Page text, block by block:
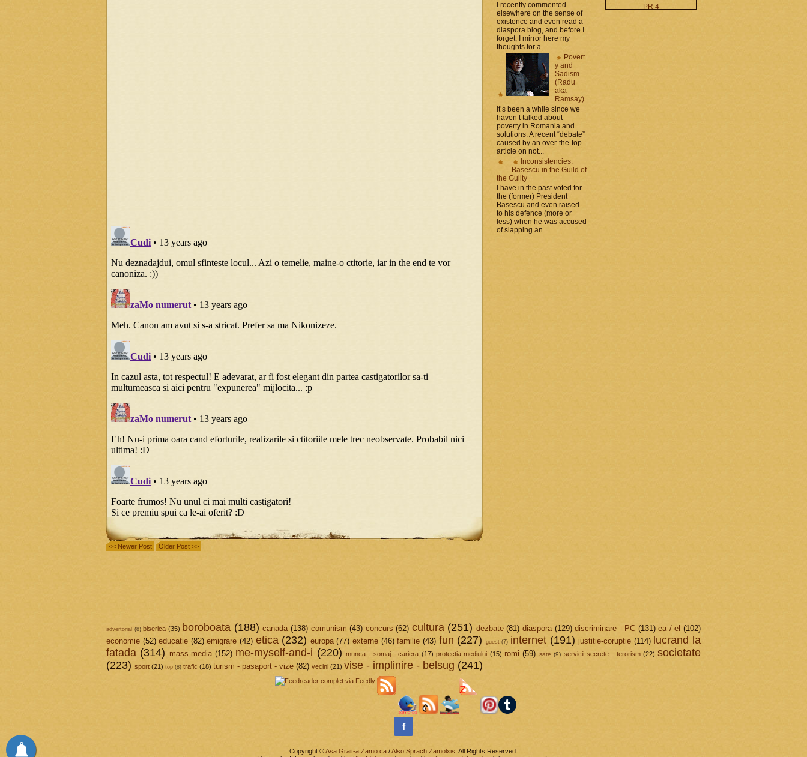
<< Newer Post Older Post >>
I recently commented
elsewhere on the sense of
existence and even read a
diaspora blog, and before I
forget, I mirror here my
thoughts for a...
Povert
y and
Sadism
(Radu
aka
Ramsay)
It’s been a while since we
haven’t talked about
poverty in Romania and
solutions. A recent “debate”
caused by an over-the-top
article on not...
Inconsistencies:
Basescu in the Guild of
the Guilty
I have in the past voted for
the (former) President
Basescu and even raised
to his defence (more or
less) when he was accused
of slapping an...
PR 4
advertorial (8) biserica (35) boroboata (188) canada (138) comunism (43) concurs (62) cultura (251) dezbate (81) diaspora (129) discriminare - PC (131) ea / el (102)
economie (52) educatie (82) emigrare (42) etica (232) europa (77) externe (46) familie (43) fun (227) guest (7) internet (191) justitie-coruptie (114)
lucrand la
fatada (314) mass-media (152) me-myself-and-i (220) munca - somaj - cariera (17) protectia mediului (15) romi (59) sate (9) servicii secrete - terorism (22) societate
(223) sport (21) top (8) trafic (18) turism - pasaport - vize (82) vecini (21) vise - implinire - belsug (241)
f
Copyright ©Asa Grait-a Zamo.ca /Also Sprach Zamolxis . All Rights Reserved.